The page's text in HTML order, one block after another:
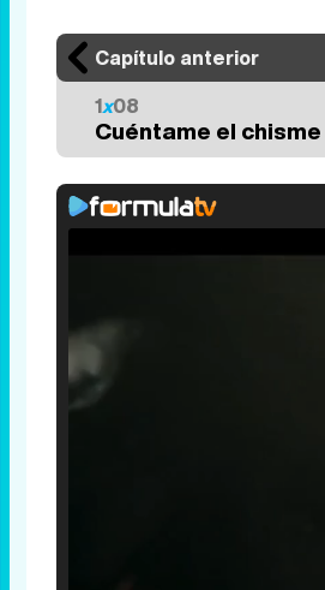
Capítulo anterior
1x08
Cuéntame el chisme